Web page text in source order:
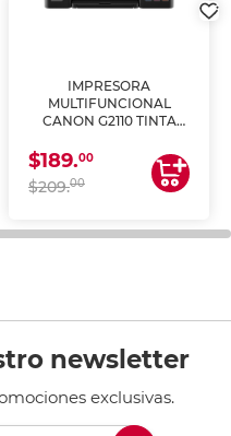
IMPRESORA
MULTIFUNCIONAL
CANON G2110 TINTA
$189.00
$209.00
newsletter
exclusivas.